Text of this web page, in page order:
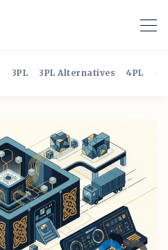
3PL 3PL Alternatives 4PL